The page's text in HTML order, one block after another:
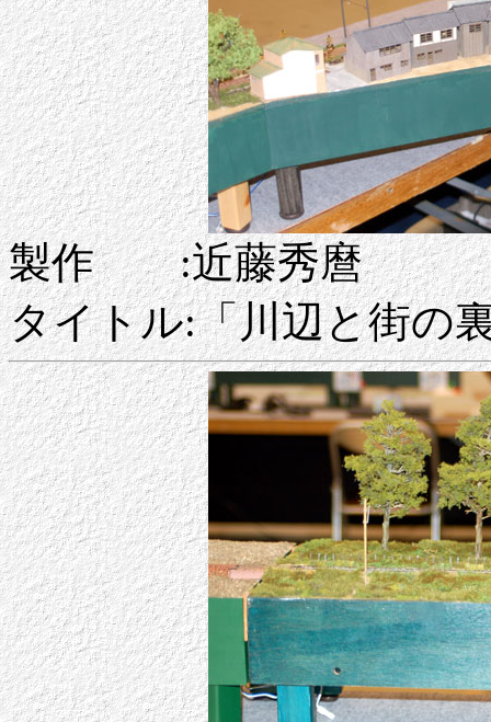
製作 :近藤秀麿
タイトル:「川辺と街の